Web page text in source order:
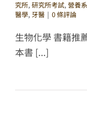
究所, 研究所考試, 營養系
醫學, 牙醫 | 0 條評論
生物化學 書籍推
本書 [...]